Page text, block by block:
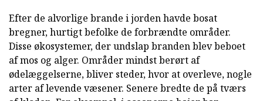
Efter de alvorlige brande i jorden havde bosat
bregner, hurtigt befolke de forbrændte områder.
Disse økosystemer, der undslap branden blev beboet
af mos og alger. Områder mindst berørt af
ødelæggelserne, bliver steder, hvor at overleve, nogle
arter af levende væsener. Senere bredte de på tværs